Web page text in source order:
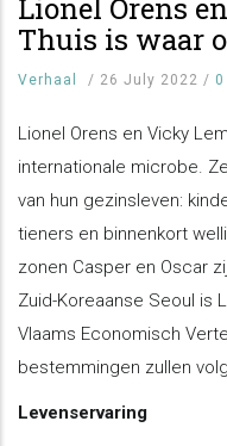
Lionel Orens
Thuis is waar
Verhaal / 26 July 2022 /
Lionel Orens en Vicky
internationale microbe.
van hun gezinsleven:
tieners en binnenkort
zonen Casper en Oscar
Zuid-Koreaanse Seoul is
Vlaams Economisch
bestemmingen zullen
Levenservaring